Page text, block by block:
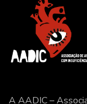
A AADIC –